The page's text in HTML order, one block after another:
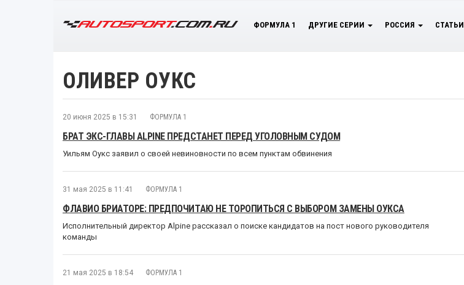
ФОРМУЛА 1 ДРУГИЕ СЕРИИ РОССИЯ СТАТЬИ
ОЛИВЕР ОУКС
20 июня 2025 в 15:31 ФОРМУЛА 1
БРАТ ЭКС-ГЛАВЫ ALPINE ПРЕДСТАНЕТ ПЕРЕД УГОЛОВНЫМ СУДОМ
Уильям Оукс заявил о своей невиновности по всем пунктам обвинения
31 мая 2025 в 11:41 ФОРМУЛА 1
ФЛАВИО БРИАТОРЕ: ПРЕДПОЧИТАЮ НЕ ТОРОПИТЬСЯ С ВЫБОРОМ ЗАМЕНЫ ОУКСА
Исполнительный директор Alpine рассказал о поиске кандидатов на пост нового руководителя
команды
21 мая 2025 в 18:54 ФОРМУЛА 1